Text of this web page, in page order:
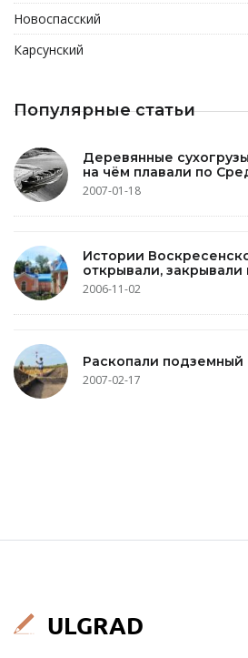
Новоспасский
Карсунский
Популярные статьи
Деревянные
на чём плавали по
2007-01-18
Истории
открывали, закрывали
2006-11-02
Раскопали подземный
2007-02-17